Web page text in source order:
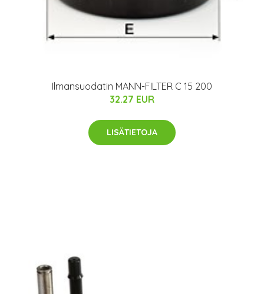
Ilmansuodatin MANN-FILTER C 15 200
32.27 EUR
LISÄTIETOJA